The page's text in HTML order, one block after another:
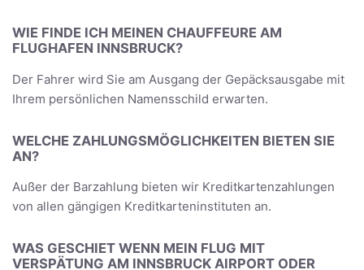
WIE FINDE ICH MEINEN CHAUFFEURE AM
FLUGHAFEN INNSBRUCK?
Der Fahrer wird Sie am Ausgang der Gepäcksausgabe mit
Ihrem persönlichen Namensschild erwarten.
WELCHE ZAHLUNGSMÖGLICHKEITEN BIETEN SIE
AN?
Außer der Barzahlung bieten wir Kreditkartenzahlungen
von allen gängigen Kreditkarteninstituten an.
WAS GESCHIET WENN MEIN FLUG MIT
VERSPÄTUNG AM INNSBRUCK AIRPORT ODER